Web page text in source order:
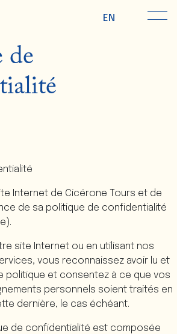
L’EXPÉRIENCE
RÉSERVER
EN
de
Internet de Cicérone Tours et de
de sa politique de confidentialité
site Internet ou en utilisant nos
vous reconnaissez avoir lu et
politique et consentez à ce que vos
personnels soient traités en
dernière, le cas échéant.
de confidentialité est composée